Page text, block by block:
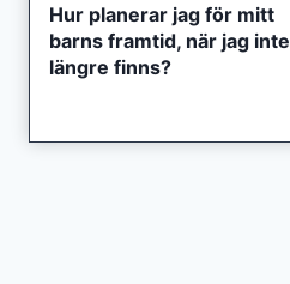
Hur planerar jag för mitt
barns framtid, när jag inte
längre finns?